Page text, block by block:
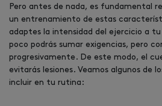
Pero antes de nada, es fundamental
un entrenamiento de estas
adaptes la intensidad del ejercicio a
poco podrás sumar exigencias, pero
progresivamente. De este modo, el
evitarás lesiones. Veamos algunos de
incluir en tu rutina: